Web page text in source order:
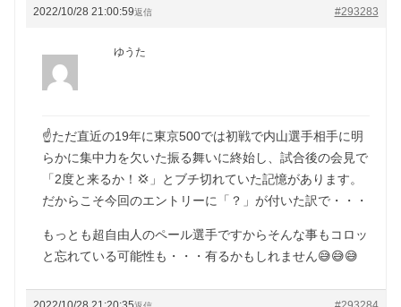
2022/10/28 21:00:59 #293283
返信
ゆうた
☝️ただ直近の19年に東京500では初戦で内山選手相手に明
らかに集中力を欠いた振る舞いに終始し、試合後の会見で
「2度と来るか！💢」とブチ切れていた記憶があります。
だからこそ今回のエントリーに「？」が付いた訳で・・・
もっとも超自由人のペール選手ですからそんな事もコロッ
と忘れている可能性も・・・有るかもしれません😅😅😅